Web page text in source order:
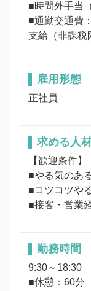
■時間外手当
■通勤交通費
支給（非課税
雇用形態
正社員
求める人
【歓迎条件】
■やる気のあ
■コツコツや
■接客・営業
勤務時間
9:30～18:30
■休憩：60分